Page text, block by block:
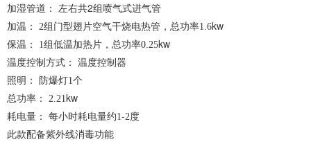
加湿管道： 左右共2组喷气式进气管
加温：
2组门型翅片空气干烧电热管，总功率1.6kw
保温：
1组低温加热片，总功率0.25kw
温度控制方式： 温度控制器
照明： 防爆灯1个
总功率：
2.21kw
耗电量： 每小时耗电量约1-2度
此款配备紫外线消毒功能